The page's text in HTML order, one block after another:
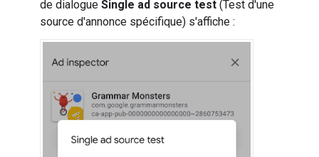
de dialogue Single ad source test (Test d'une
source d'annonce spécifique) s'affiche :